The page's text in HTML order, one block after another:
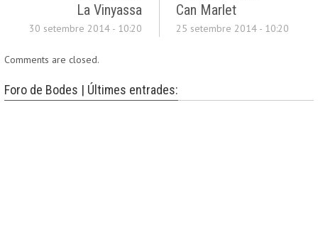
La Vinyassa
30 setembre 2014 - 10:20
Can Marlet
25 setembre 2014 - 10:20
Comments are closed.
Foro de Bodes | Últimes entrades: